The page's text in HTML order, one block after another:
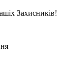
Захисників!